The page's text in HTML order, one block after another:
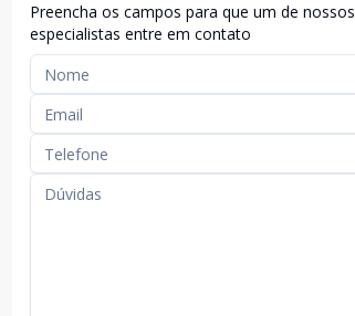
Preencha os campos para que um de nossos
especialistas entre em contato